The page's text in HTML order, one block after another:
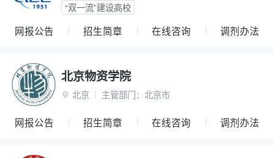
“双一流”建设高校
网报公告 招生简章 在线咨询 调剂办法
北京物资学院
 北京 主管部门： 北京市
网报公告 招生简章 在线咨询 调剂办法